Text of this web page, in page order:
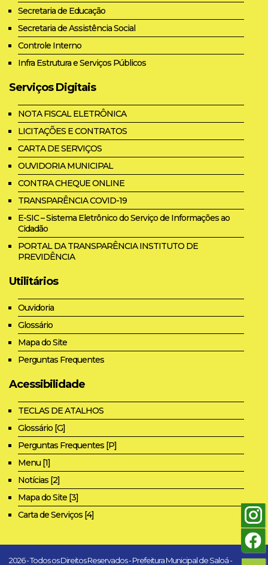
Secretaria de Educação
Secretaria de Assistência Social
Controle Interno
Infra Estrutura e Serviços Públicos
Serviços Digitais
NOTA FISCAL ELETRÔNICA
LICITAÇÕES E CONTRATOS
CARTA DE SERVIÇOS
OUVIDORIA MUNICIPAL
CONTRA CHEQUE ONLINE
TRANSPARÊNCIA COVID-19
E-SIC – Sistema Eletrônico do Serviço de Informações ao
Cidadão
PORTAL DA TRANSPARÊNCIA INSTITUTO DE
PREVIDÊNCIA
Utilitários
Ouvidoria
Glossário
Mapa do Site
Perguntas Frequentes
Acessibilidade
TECLAS DE ATALHOS
Glossário [G]
Perguntas Frequentes [P]
Menu [1]
Notícias [2]
Mapa do Site [3]
Carta de Serviços [4]
2026 - Todos os Direitos Reservados - Prefeitura Municipal de Saloá -